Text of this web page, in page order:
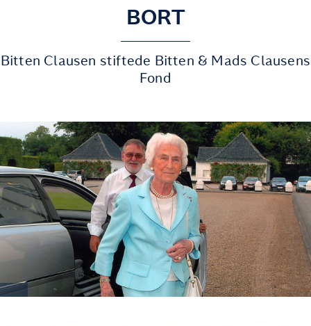
BORT
Bitten Clausen stiftede Bitten & Mads Clausens
Fond